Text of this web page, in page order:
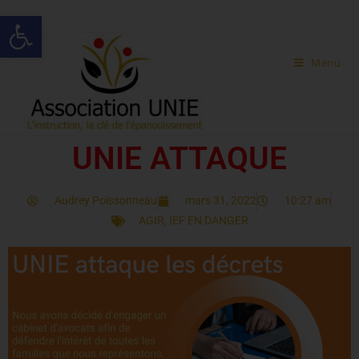
Ouvrir la barre d’outils
Menu
UNIE ATTAQUE
Audrey Poissonneau mars 31, 2022
10:27 am
AGIR, IEF EN DANGER